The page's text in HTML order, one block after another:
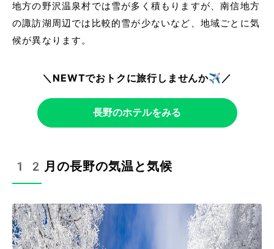
地方の野沢温泉村では雪が多く積もりますが、南信地方
の諏訪湖周辺では比較的雪が少ないなど、地域ごとに気
候が異なります。
＼NEWTでおトクに旅行しませんか✈️／
長野のホテルをみる
12月の長野の気温と気候